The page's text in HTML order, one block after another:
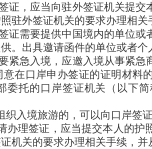
证，应当向驻外签证机关提交
驻外签证机关的要求办理相关
证需要提供中国境内的单位或
。出具邀请函件的单位或者个
紧急入境，应邀入境从事紧急
在口岸申办签证的证明材料
委托的口岸签证机关（以下
入境旅游的，可以向口岸签
办理签证，应当提交本人的护
机关的要求办理相关手续，并